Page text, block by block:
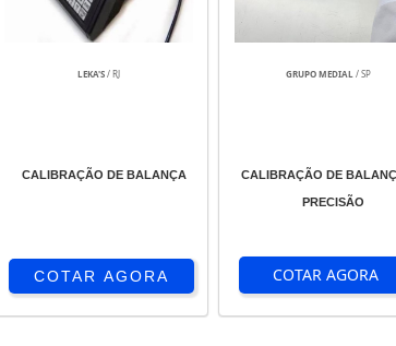
LEKA'S/ RJ
CALIBRAÇÃO DE BALANÇA
COTAR AGORA
GRUPO MEDIAL/ SP
CALIBRAÇÃO DE
PRECISÃO
COTAR AGORA